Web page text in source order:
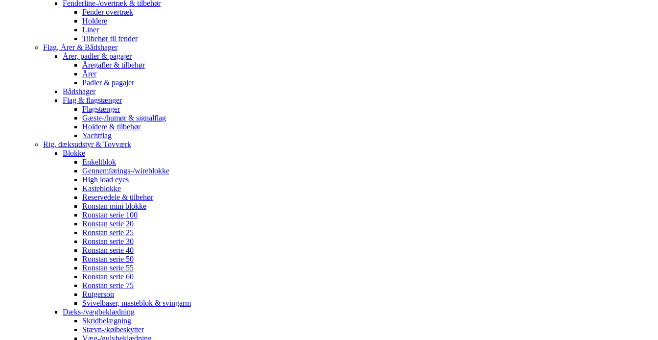
Fenderline-/overtræk & tilbehør
Fender overtræk
Holdere
Liner
Tilbehør til fender
Flag, Årer & Bådshager
Årer, padler & pagajer
Åregafler & tilbehør
Årer
Padler & pagajer
Bådshager
Flag & flagstænger
Flagstænger
Gæste-/humør & signalflag
Holdere & tilbehør
Yachtflag
Rig, dæksudstyr & Tovværk
Blokke
Enkeltblok
Gennemførings-/wireblokke
High load eyes
Kasteblokke
Reservedele & tilbehør
Ronstan mini blokke
Ronstan serie 100
Ronstan serie 20
Ronstan serie 25
Ronstan serie 30
Ronstan serie 40
Ronstan serie 50
Ronstan serie 55
Ronstan serie 60
Ronstan serie 75
Rutgerson
Svivelbaser, masteblok & svingarm
Dæks-/vægbeklædning
Skridbelægning
Stævn-/kølbeskytter